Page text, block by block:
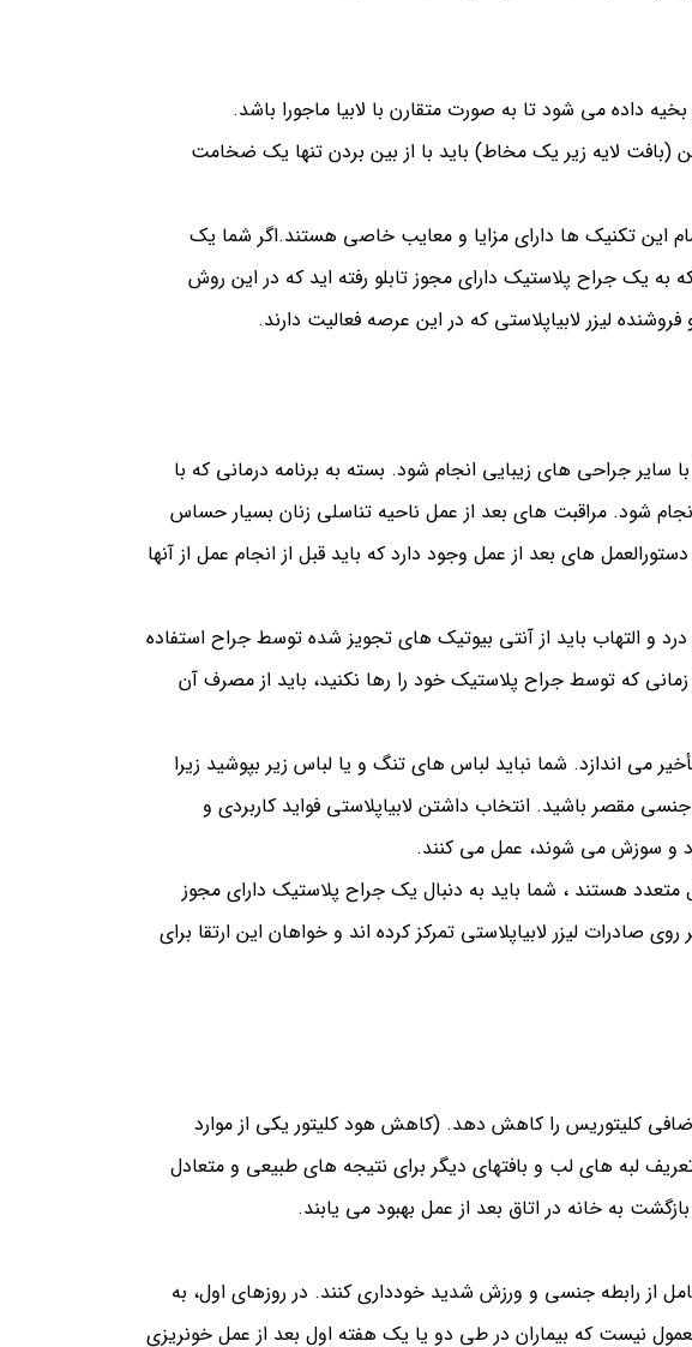
داده می شود تا به صورت متقارن با لابیا ماجورا باشد.
(بافت لایه زیر یک مخاط) باید با از بین بردن تنها یک ضخامت
این تکنیک ها دارای مزایا و معایب خاصی هستند.اگر شما یک
به یک جراح پلاستیک دارای مجوز تابلو رفته اید که در این روش
لیزر لابیاپلاستی که در این عرصه فعالیت دارند.
جراحی های زیبایی انجام شود. بسته به برنامه درمانی که با
شود. مراقبت های بعد از عمل ناحیه تناسلی زنان بسیار حساس
های بعد از عمل وجود دارد که باید قبل از انجام عمل از آنها
و التهاب باید از آنتی بیوتیک های تجویز شده توسط جراح استفاده
که توسط جراح پلاستیک خود را رها نکنید، باید از مصرف آن
می اندازد. شما نباید لباس های تنگ و یا لباس زیر بپوشید زیرا
جنسی مقصر باشید. انتخاب داشتن لابیاپلاستی فواید کاربردی و
و سوزش می شوند، عمل می كنند.
هستند ، شما باید به دنبال یک جراح پلاستیک دارای مجوز
روی صادرات لیزر لابیاپلاستی تمرکز کرده اند و خواهان این ارتقا برای
کلیتوریس را کاهش دهد. (كاهش هود كليتور يكي از موارد
لبه هاي لب و بافتهاي ديگر براي نتيجه هاي طبيعي و متعادل
بازگشت به خانه در اتاق بعد از عمل بهبود می یابند.
از رابطه جنسی و ورزش شدید خودداری کنند. در روزهای اول، به
نیست که بیماران در طی دو یا یک هفته اول بعد از عمل خونریزی